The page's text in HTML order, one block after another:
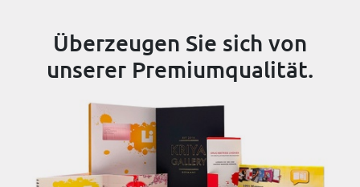
Überzeugen Sie sich von
unserer Premiumqualität.